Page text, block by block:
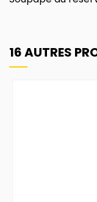
16 AUTRES